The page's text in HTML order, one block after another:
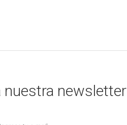
nuestra newsletter